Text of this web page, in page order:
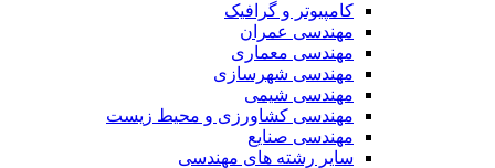
کامپیوتر و گرافیک
مهندسی عمران
مهندسی معماری
مهندسی شهرسازی
مهندسی شیمی
مهندسی کشاورزی و محیط زیست
مهندسی صنایع
سایر رشته های مهندسی